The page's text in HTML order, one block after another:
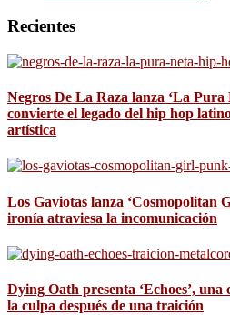
Recientes
Negros De La Raza lanza ‘La Pura
convierte el legado del hip hop
artística
Los Gaviotas lanza ‘Cosmopolitan
ironía atraviesa la incomunicación
Dying Oath presenta ‘Echoes’,
la culpa después de una traición